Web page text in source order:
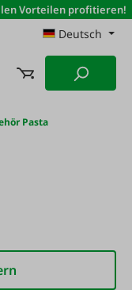
Vorteilen profitieren!
Deutsch
Pasta